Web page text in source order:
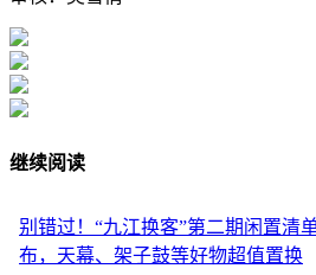
继续阅读
别错过！“九江换客”第二期闲置清
布，天幕、架子鼓等好物超值置换